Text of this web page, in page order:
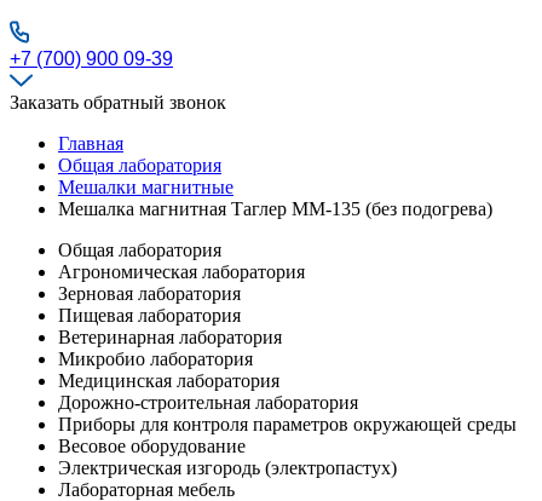
+7 (700) 900 09-39
Заказать обратный звонок
Главная
Общая лаборатория
Мешалки магнитные
Мешалка магнитная Таглер ММ-135 (без подогрева)
Общая лаборатория
Агрономическая лаборатория
Зерновая лаборатория
Пищевая лаборатория
Ветеринарная лаборатория
Микробио лаборатория
Медицинская лаборатория
Дорожно-строительная лаборатория
Приборы для контроля параметров окружающей среды
Весовое оборудование
Электрическая изгородь (электропастух)
Лабораторная мебель